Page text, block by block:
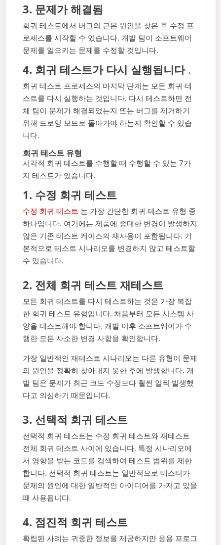
3. 문제가 해결됨
회귀 테스트에서 버그의 근본 원인을 찾은 후 수정 프
로세스를 시작할 수 있습니다. 개발 팀이 소프트웨어
문제를 일으키는 문제를 수정할 것입니다.
4. 회귀 테스트가 다시 실행됩니다.
회귀 테스트 프로세스의 마지막 단계는 모든 회귀 테
스트를 다시 실행하는 것입니다. 다시 테스트하면 전
체 팀이 문제가 해결되었는지 또는 버그를 제거하기
위해 드로잉 보드로 돌아가야 하는지 확인할 수 있습
니다.
회귀 테스트 유형
시각적 회귀 테스트를 수행할 때 수행할 수 있는 7가
지 테스트가 있습니다.
1. 수정 회귀 테스트
수정 회귀 테스트 는 가장 간단한 회귀 테스트 유형 중
하나입니다. 여기에는 제품에 중대한 변경이 발생하지
않은 기존 테스트 케이스의 재사용이 포함됩니다. 기
본적으로 테스트 시나리오를 변경하지 않고 테스트할
수 있습니다.
2. 전체 회귀 테스트 재테스트
모든 회귀 테스트를 다시 테스트하는 것은 가장 복잡
한 회귀 테스트 유형입니다. 처음부터 모든 시스템 사
양을 테스트해야 합니다. 개발 이후 소프트웨어가 수
행한 모든 사소한 변경 사항을 확인합니다.
가장 일반적인 재테스트 시나리오는 다른 유형이 문제
의 원인을 정확히 찾아내지 못한 후에 발생합니다. 개
발 팀은 문제가 최근 코드 수정보다 훨씬 일찍 발생했
다고 의심하기 때문입니다.
3. 선택적 회귀 테스트
선택적 회귀 테스트는 수정 회귀 테스트와 재테스트
전체 회귀 테스트 사이에 있습니다. 특정 시나리오에
서 영향을 받는 코드를 검색하여 테스트 범위를 제한
합니다. 선택적 회귀 테스트는 일반적으로 테스터가
문제의 원인에 대한 일반적인 아이디어를 가지고 있을
때 사용됩니다.
4. 점진적 회귀 테스트
확립된 사례는 귀중한 정보를 제공하지만 응용 프로그